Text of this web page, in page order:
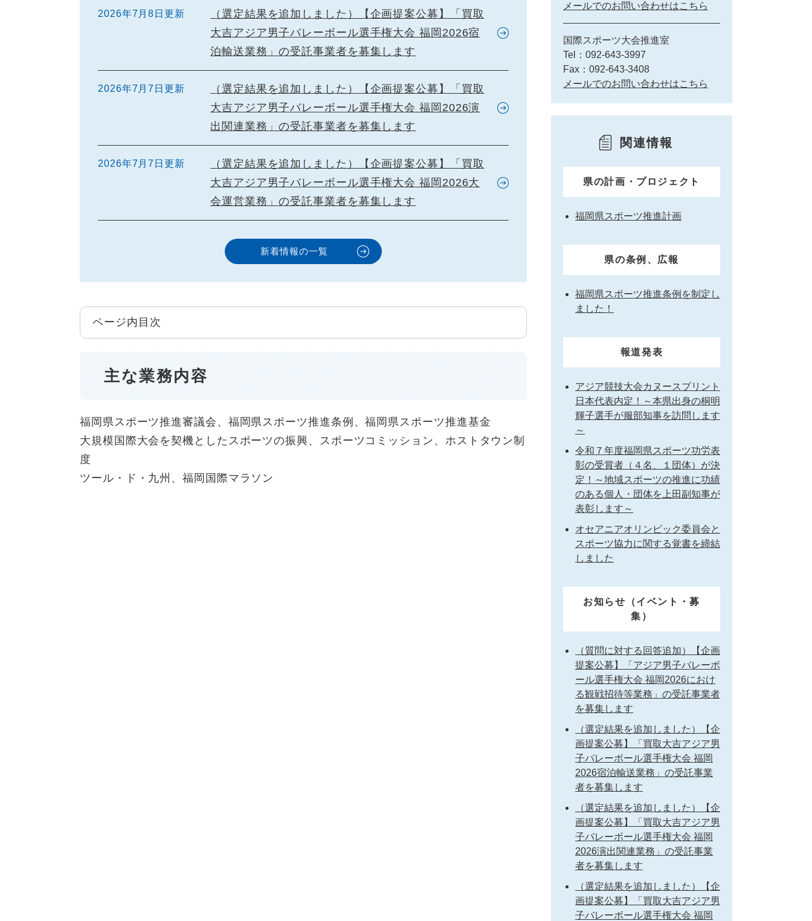
2026年7月8日更新
（選定結果を追加しました）【企画提案公募】「買取
大吉アジア男子バレーボール選手権大会 福岡2026宿
泊輸送業務」の受託事業者を募集します
2026年7月7日更新
（選定結果を追加しました）【企画提案公募】「買取
大吉アジア男子バレーボール選手権大会 福岡2026演
出関連業務」の受託事業者を募集します
2026年7月7日更新
（選定結果を追加しました）【企画提案公募】「買取
大吉アジア男子バレーボール選手権大会 福岡2026大
会運営業務」の受託事業者を募集します
新着情報の一覧
ページ内目次
主な業務内容
福岡県スポーツ推進審議会、福岡県スポーツ推進条例、福岡県スポーツ推進基金
大規模国際大会を契機としたスポーツの振興、スポーツコミッション、ホストタウン制
度
ツール・ド・九州、福岡国際マラソン
メールでのお問い合わせはこちら
国際スポーツ大会推進室
Tel：092-643-3997
Fax：092-643-3408
メールでのお問い合わせはこちら
関連情報
県の計画・プロジェクト
福岡県スポーツ推進計画
県の条例、広報
福岡県スポーツ推進条例を制定し
ました！
報道発表
アジア競技大会カヌースプリント
日本代表内定！～本県出身の桐明
輝子選手が服部知事を訪問します
～
令和７年度福岡県スポーツ功労表
彰の受賞者（４名、１団体）が決
定！～地域スポーツの推進に功績
のある個人・団体を上田副知事が
表彰します～
オセアニアオリンピック委員会と
スポーツ協力に関する覚書を締結
しました
お知らせ（イベント・募
集）
（質問に対する回答追加）【企画
提案公募】「アジア男子バレーボ
ール選手権大会 福岡2026におけ
る観戦招待等業務」の受託事業者
を募集します
（選定結果を追加しました）【企
画提案公募】「買取大吉アジア男
子バレーボール選手権大会 福岡
2026宿泊輸送業務」の受託事業
者を募集します
（選定結果を追加しました）【企
画提案公募】「買取大吉アジア男
子バレーボール選手権大会 福岡
2026演出関連業務」の受託事業
者を募集します
（選定結果を追加しました）【企
画提案公募】「買取大吉アジア男
子バレーボール選手権大会 福岡